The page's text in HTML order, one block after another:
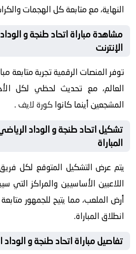
النهاية، مع متابعة كل الهجمات
مشاهدة مباراة اتحاد طنجة و
الإنترنت
توفر المنصات الرقمية تجربة
العالم، مع تحديث لحظي لكل
المشجعين أينما كانواكورة لايف.
تشكيل اتحاد طنجة و الوداد
المباراة
يتم عرض التشكيل المتوقع لكل فريق
اللاعبين الأساسيين والمراكز
أرض الملعب، مما يتيح للجمهور
انطلاق المباراة.
تفاصيل مباراة اتحاد طنجة و الوداد